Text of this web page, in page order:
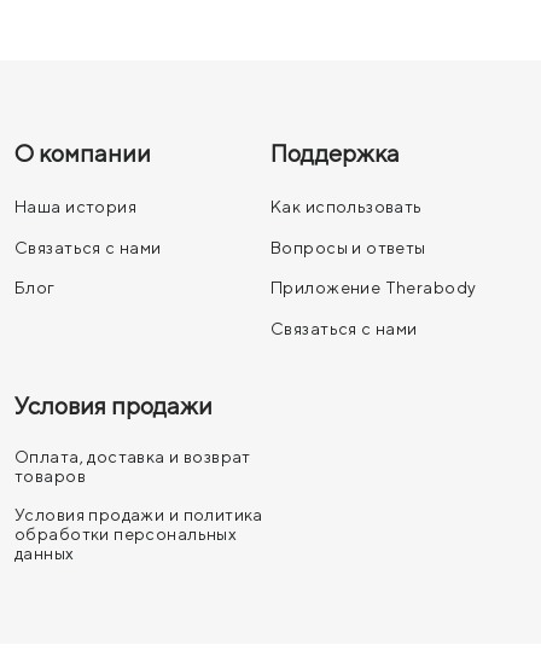
О компании
Наша история
Связаться с нами
Блог
Поддержка
Как использовать
Вопросы и ответы
Приложение Therabody
Связаться с нами
Условия продажи
Оплата, доставка и возврат
товаров
Условия продажи и политика
обработки персональных
данных